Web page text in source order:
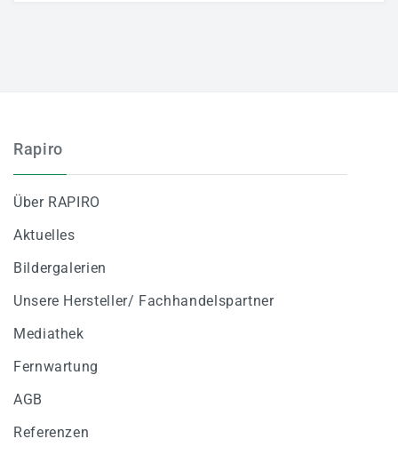
Rapiro
Über RAPIRO
Aktuelles
Bildergalerien
Unsere Hersteller/ Fachhandelspartner
Mediathek
Fernwartung
AGB
Referenzen